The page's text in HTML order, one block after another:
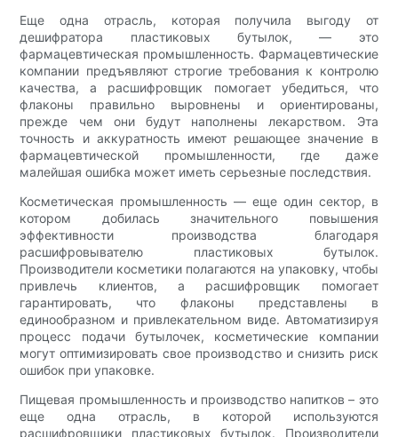
Еще одна отрасль, которая получила выгоду от
дешифратора пластиковых бутылок, — это
фармацевтическая промышленность. Фармацевтические
компании предъявляют строгие требования к контролю
качества, а расшифровщик помогает убедиться, что
флаконы правильно выровнены и ориентированы,
прежде чем они будут наполнены лекарством. Эта
точность и аккуратность имеют решающее значение в
фармацевтической промышленности, где даже
малейшая ошибка может иметь серьезные последствия.
Косметическая промышленность — еще один сектор, в
котором добилась значительного повышения
эффективности производства благодаря
расшифровывателю пластиковых бутылок.
Производители косметики полагаются на упаковку, чтобы
привлечь клиентов, а расшифровщик помогает
гарантировать, что флаконы представлены в
единообразном и привлекательном виде. Автоматизируя
процесс подачи бутылочек, косметические компании
могут оптимизировать свое производство и снизить риск
ошибок при упаковке.
Пищевая промышленность и производство напитков – это
еще одна отрасль, в которой используются
расшифровщики пластиковых бутылок. Производители